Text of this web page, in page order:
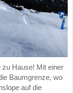
zu Hause! Mit einer
Baumgrenze, wo
auf die